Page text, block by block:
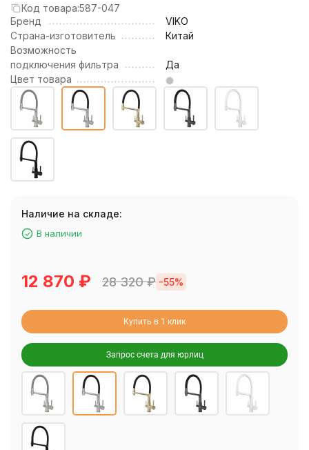
Код товара:587-047
Бренд
VIKO
Страна-изготовитель
Китай
Возможность
подключения фильтра
Да
Цвет товара
Наличие на складе:
В наличии
12 870 ₽ 28 320₽ -55%
Купить в 1 клик
Запрос счета для юрлиц